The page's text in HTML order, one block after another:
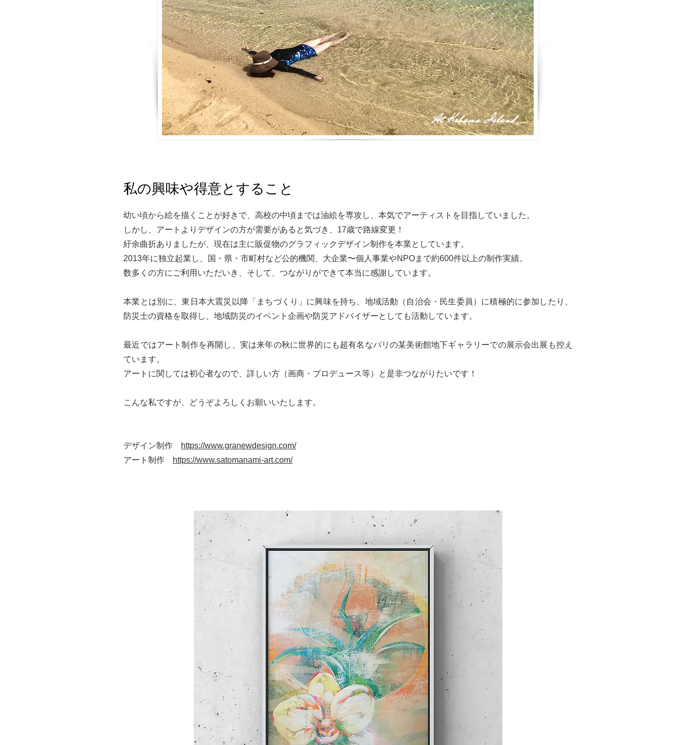
At Kohama Island
私の興味や得意とすること
​幼い頃から絵を描くことが好きで、高校の中頃までは油絵を専攻し、本気でアーティストを目指していました。
しかし、アートよりデザインの方が需要があると気づき、17歳で路線変更！
紆余曲折ありましたが、現在は主に販促物のグラフィックデザイン制作を本業としています。
2013年に独立起業し、国・県・市町村など公的機関、大企業〜個人事業やNPOまで約600件以上の制作実績。
数多くの方にご利用いただいき、そして、つながりができて本当に感謝しています。
​本業とは別に、東日本大震災以降「まちづくり」に興味を持ち、地域活動（自治会・民生委員）に積極的に参加したり、
防災士の資格を取得し、地域防災のイベント企画や防災アドバイザーとしても活動しています。​
​最近ではアート制作を再開し、実は来年の秋に世界的にも超有名なパリの某美術館地下ギャラリーでの展示会出展も控え
ています。
アートに関しては初心者なので、詳しい方（画商・プロデュース等）と是非つながりたいです！
​こんな私ですが、どうぞよろしくお願いいたします。
​デザイン制作
https://www.granewdesign.com/
アート制作
https://www.satomanami-art.com/